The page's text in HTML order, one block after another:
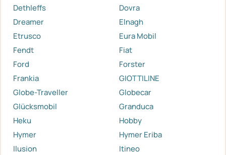
Dethleffs
Dovra
Dreamer
Elnagh
Etrusco
Eura Mobil
Fendt
Fiat
Ford
Forster
Frankia
GIOTTILINE
Globe-Traveller
Globecar
Glücksmobil
Granduca
Heku
Hobby
Hymer
Hymer Eriba
Ilusion
Itineo